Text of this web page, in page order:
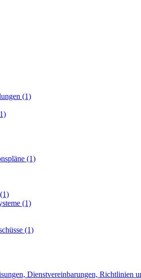
(1)
(1)
(1)
(1)
Dienstvereinbarungen, Richtlinien